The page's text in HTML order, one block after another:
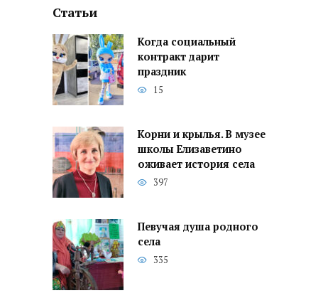
Статьи
Когда социальный
контракт дарит
праздник
15
Корни и крылья. В музее
школы Елизаветино
оживает история села
397
Певучая душа родного
села
335